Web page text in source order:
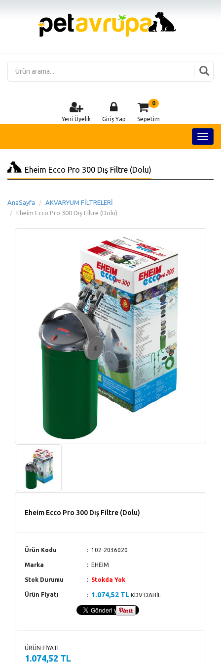
Yeni Üyelik Giriş Yap
0
Sepetim
Eheim Ecco Pro 300 Dış Filtre (Dolu)
AnaSayfa
AKVARYUM FİLTRELERİ
Eheim Ecco Pro 300 Dış Filtre (Dolu)
Eheim Ecco Pro 300 Dış Filtre (Dolu)
Ürün Kodu 102-2036020
Marka EHEIM
Stok Durumu Stokda Yok
Ürün Fiyatı 1.074,52 TL KDV DAHİL
ÜRÜN FİYATI
1.074,52 TL